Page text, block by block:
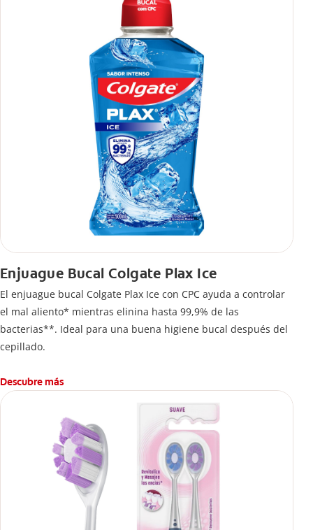
Enjuague Bucal Colgate Plax Ice
El enjuague bucal Colgate Plax Ice con CPC ayuda a controlar
el mal aliento* mientras elinina hasta 99,9% de las
bacterias**. Ideal para una buena higiene bucal después del
cepillado.
Descubre más